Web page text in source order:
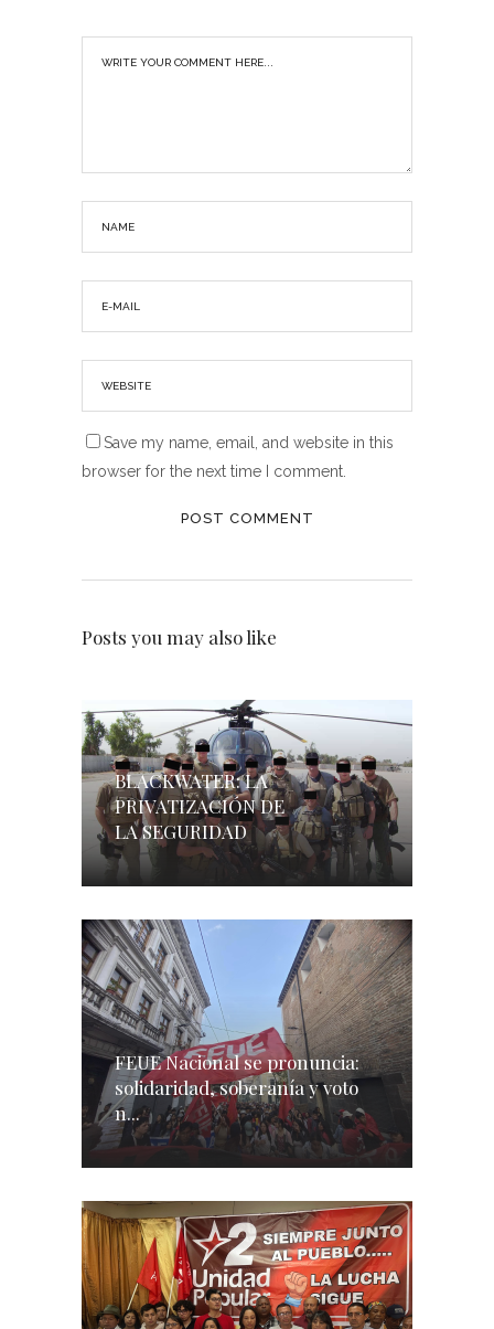
Save my name, email, and website in this
browser for the next time I comment.
Posts you may also like
BLACKWATER: LA
PRIVATIZACIÓN DE
LA SEGURIDAD
FEUE Nacional se pronuncia:
solidaridad, soberanía y voto
n...